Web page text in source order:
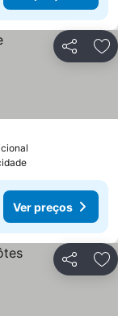
Partilhar
Ver preços
Partilhar